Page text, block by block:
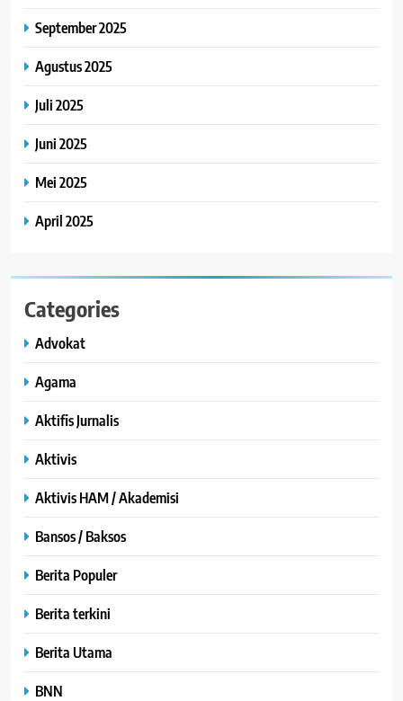
September 2025
Agustus 2025
Juli 2025
Juni 2025
Mei 2025
April 2025
Categories
Advokat
Agama
Aktifis Jurnalis
Aktivis
Aktivis HAM / Akademisi
Bansos / Baksos
Berita Populer
Berita terkini
Berita Utama
BNN